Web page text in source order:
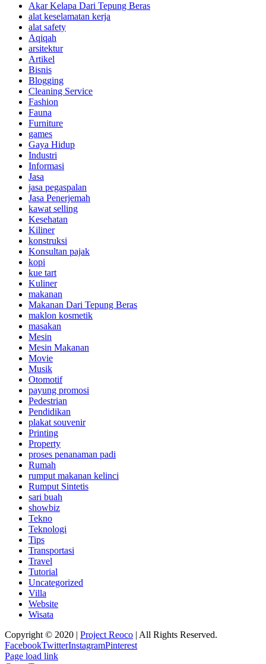
Akar Kelapa Dari Tepung Beras
alat keselamatan kerja
alat safety
Aqiqah
arsitektur
Artikel
Bisnis
Blogging
Cleaning Service
Fashion
Fauna
Furniture
games
Gaya Hidup
Industri
Informasi
Jasa
jasa pegaspalan
Jasa Penerjemah
kawat selling
Kesehatan
Kiliner
konstruksi
Konsultan pajak
kopi
kue tart
Kuliner
makanan
Makanan Dari Tepung Beras
maklon kosmetik
masakan
Mesin
Mesin Makanan
Movie
Musik
Otomotif
payung promosi
Pedestrian
Pendidikan
plakat souvenir
Printing
Property
proses penanaman padi
Rumah
rumput makanan kelinci
Rumput Sintetis
sari buah
showbiz
Tekno
Teknologi
Tips
Transportasi
Travel
Tutorial
Uncategorized
Villa
Website
Wisata
Copyright © 2020 | Project Reoco | All Rights Reserved.
FacebookTwitterInstagramPinterest
Page load link